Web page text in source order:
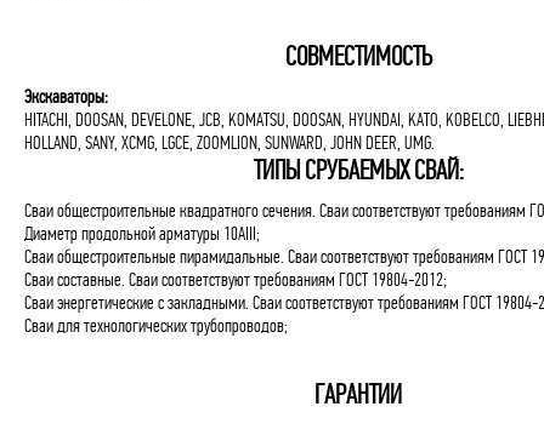
СОВМЕСТИМОСТЬ
Экскаваторы:
HITACHI, DOOSAN, DEVELONE, JCB, KOMATSU, DOOSAN, HYUNDAI, KATO, KOBELCO,
HOLLAND, SANY, XCMG, LGCE, ZOOMLION, SUNWARD, JOHN DEER, UMG.
ТИПЫ СРУБАЕМЫХ СВАЙ:
Сваи общестроительные квадратного сечения. Сваи соответствуют требованиям
Диаметр продольной арматуры 10AIII;
Сваи общестроительные пирамидальные. Сваи соответствуют требованиям ГОСТ
Сваи составные. Сваи соответствуют требованиям ГОСТ 19804-2012;
Сваи энергетические с закладными. Сваи соответствуют требованиям ГОСТ 19804-
Сваи для технологических трубопроводов;
ГАРАНТИИ